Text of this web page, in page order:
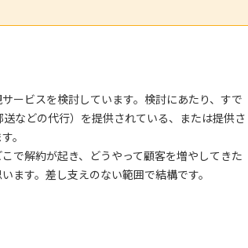
ービスを検討しています。検討にあたり、すで
などの代行）を提供されている、または提供さ
。
で解約が起き、どうやって顧客を増やしてきた
ます。差し支えのない範囲で結構です。